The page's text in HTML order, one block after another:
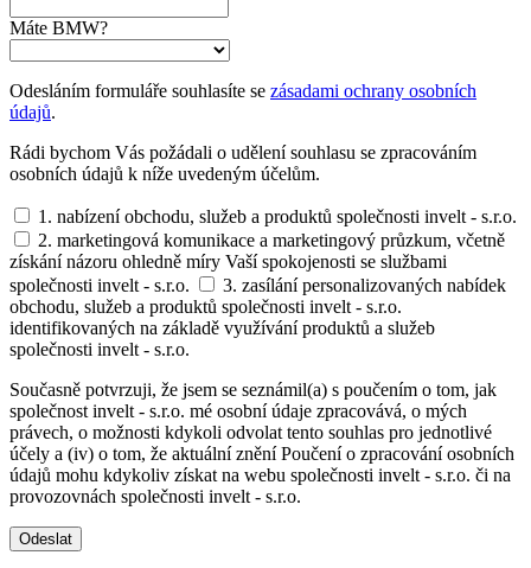
Máte BMW?
Odesláním formuláře souhlasíte se zásadami ochrany osobních
údajů.
Rádi bychom Vás požádali o udělení souhlasu se zpracováním
osobních údajů k níže uvedeným účelům.
1. nabízení obchodu, služeb a produktů společnosti invelt - s.r.o.
2. marketingová komunikace a marketingový průzkum, včetně
získání názoru ohledně míry Vaší spokojenosti se službami
společnosti invelt - s.r.o.
3. zasílání personalizovaných nabídek
obchodu, služeb a produktů společnosti invelt - s.r.o.
identifikovaných na základě využívání produktů a služeb
společnosti invelt - s.r.o.
Současně potvrzuji, že jsem se seznámil(a) s poučením o tom, jak
společnost invelt - s.r.o. mé osobní údaje zpracovává, o mých
právech, o možnosti kdykoli odvolat tento souhlas pro jednotlivé
účely a (iv) o tom, že aktuální znění Poučení o zpracování osobních
údajů mohu kdykoliv získat na webu společnosti invelt - s.r.o. či na
provozovnách společnosti invelt - s.r.o.
Odeslat